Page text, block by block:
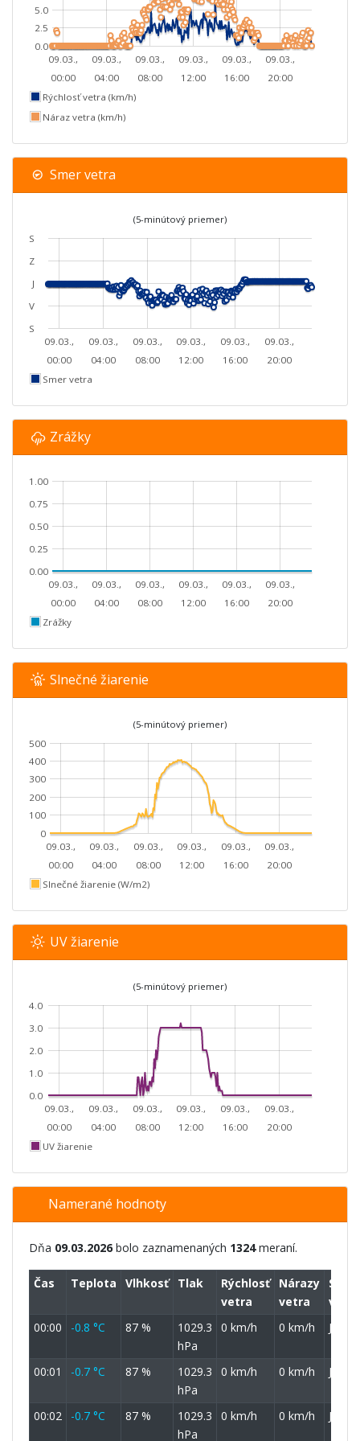
09.03.,
00:00
09.03.,
04:00
09.03.,
08:00
09.03.,
12:00
09.03.,
16:00
09.03.,
20:00
0.0
2.5
5.0
Rýchlosť vetra (km/h)
Náraz vetra (km/h)
Smer vetra
(5-minútový priemer)
09.03.,
00:00
09.03.,
04:00
09.03.,
08:00
09.03.,
12:00
09.03.,
16:00
09.03.,
20:00
S
S
V
J
Z
Smer vetra
Zrážky
09.03.,
00:00
09.03.,
04:00
09.03.,
08:00
09.03.,
12:00
09.03.,
16:00
09.03.,
20:00
0.00
0.25
0.50
0.75
1.00
Zrážky
Slnečné žiarenie
(5-minútový priemer)
09.03.,
00:00
09.03.,
04:00
09.03.,
08:00
09.03.,
12:00
09.03.,
16:00
09.03.,
20:00
0
100
200
300
400
500
Slnečné žiarenie (W/m2)
UV žiarenie
(5-minútový priemer)
09.03.,
00:00
09.03.,
04:00
09.03.,
08:00
09.03.,
12:00
09.03.,
16:00
09.03.,
20:00
0.0
1.0
2.0
3.0
4.0
UV žiarenie
Namerané hodnoty
Dňa 09.03.2026 bolo zaznamenaných 1324meraní.
Čas Teplota Vlhkosť Tlak
Rýchlosť
vetra
Nárazy
vetra
Smer
vetra
00:00
-0.8 °C 87 %
1029.3
hPa
0 km/h 0 km/h J
00:01 -0.7 °C 87 %
1029.3
hPa
0 km/h 0 km/h J
00:02 -0.7 °C 87 %
1029.3
hPa
0 km/h 0 km/h J